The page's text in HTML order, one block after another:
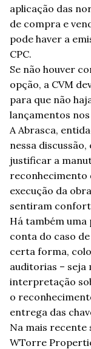
aplicação das
de compra e
pode haver a
CPC.
Se não houver
opção, a CVM
para que não
lançamentos
A Abrasca,
nessa
justificar a
reconhecimento
execução da
sentiram
Há também
conta do caso
certa forma,
auditorias – seja
interpretação
o
entrega das
Na mais recente
WTorre